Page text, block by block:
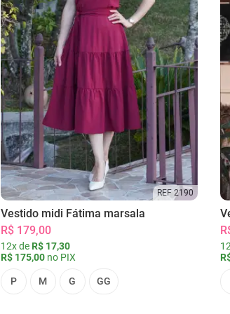
REF 2190
Vestido midi Fátima marsala
R$ 179,00
12x de R$ 17,30
R$ 175,00no PIX
P M G GG